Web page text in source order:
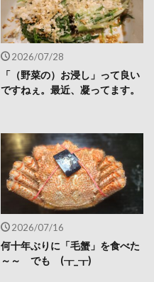
2026/07/28
「（野菜の）お浸し」って良い
ですねぇ。最近、凝ってます。
2026/07/16
何十年ぶりに「毛蟹」を食べた
～～ でも (┰_┰)